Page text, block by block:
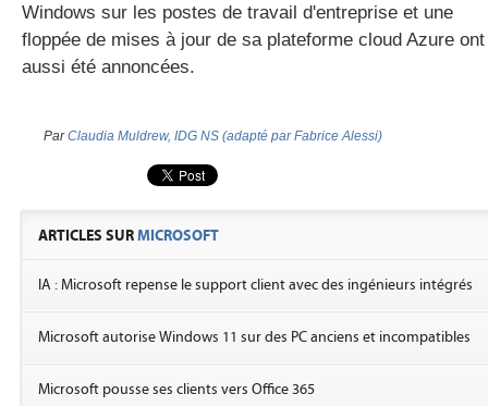
Windows sur les postes de travail d'entreprise et une
floppée de mises à jour de sa plateforme cloud Azure ont
aussi été annoncées.
ParClaudia Muldrew, IDG NS (adapté par Fabrice Alessi)
ARTICLES SURMICROSOFT
IA : Microsoft repense le support client avec des ingénieurs intégrés
Microsoft autorise Windows 11 sur des PC anciens et incompatibles
Microsoft pousse ses clients vers Office 365